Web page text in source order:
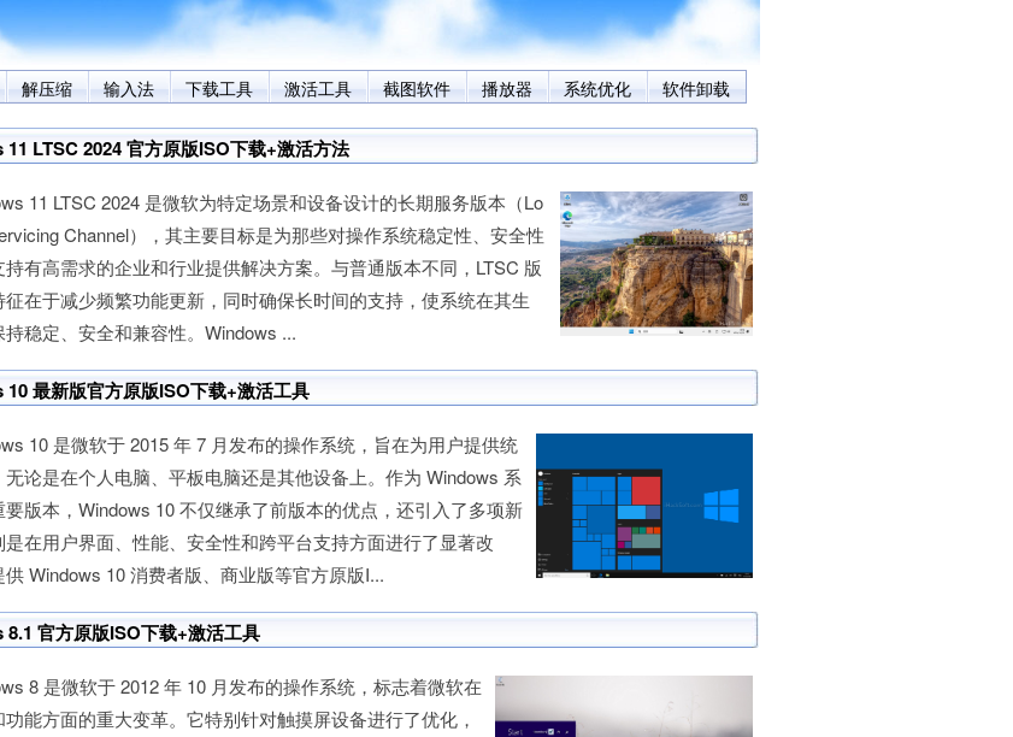
解压缩 输入法 下载工具 激活工具 截图软件 播放器 系统优化 软件卸载
LTSC 2024 官方原版ISO下载+激活方法
11 LTSC 2024 是微软为特定场景和设备设计的长期服务版本（Lo
Channel），其主要目标是为那些对操作系统稳定性、安全性
有高需求的企业和行业提供解决方案。与普通版本不同，LTSC 版
在于减少频繁功能更新，同时确保长时间的支持，使系统在其生
稳定、安全和兼容性。Windows ...
最新版官方原版ISO下载+激活工具
10 是微软于 2015 年 7 月发布的操作系统，旨在为用户提供统
论是在个人电脑、平板电脑还是其他设备上。作为 Windows 系
版本，Windows 10 不仅继承了前版本的优点，还引入了多项新
在用户界面、性能、安全性和跨平台支持方面进行了显著改
Windows 10 消费者版、商业版等官方原版I...
官方原版ISO下载+激活工具
8 是微软于 2012 年 10 月发布的操作系统，标志着微软在
功能方面的重大变革。它特别针对触摸屏设备进行了优化，